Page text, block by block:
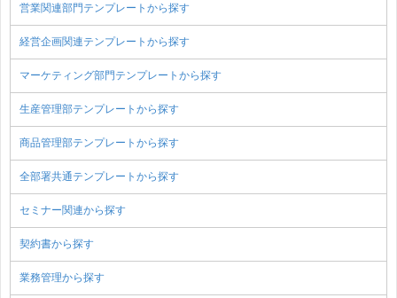
営業関連部門テンプレートから探す
経営企画関連テンプレートから探す
マーケティング部門テンプレートから探す
生産管理部テンプレートから探す
商品管理部テンプレートから探す
全部署共通テンプレートから探す
セミナー関連から探す
契約書から探す
業務管理から探す